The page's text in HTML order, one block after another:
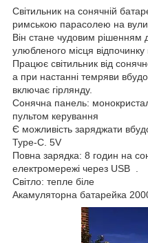
Світильник на сонячній
римською парасолею на
Він стане чудовим рішенням
улюбленого місця відпочинку
Працює світильник від
а при настанні темряви
включає гірлянду.
Сонячна панель:
пультом керування
Є можливість заряджати
Type-C. 5V
Повна зарядка: 8 годин на
електромережі через USB .
Світло: тепле біле
Акамуляторна батарейка